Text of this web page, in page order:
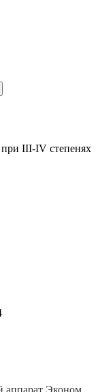
при III-IV степенях